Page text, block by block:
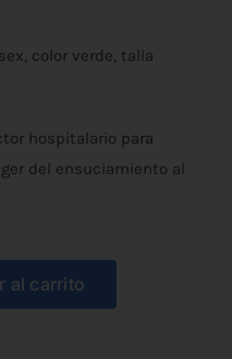
color verde, talla
hospitalario para
del ensuciamiento al
al carrito